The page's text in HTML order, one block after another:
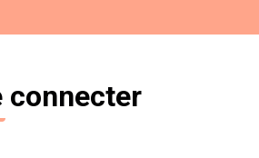
connecter